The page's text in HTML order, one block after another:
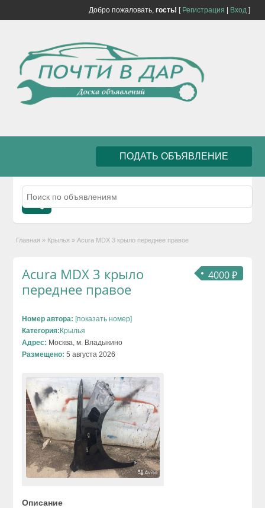
Добро пожаловать, гость! [ Регистрация Вход]
ПОДАТЬ ОБЪЯВЛЕНИЕ
Главная » Крылья » Acura MDX 3 крыло переднее правое
4000 ₽
Acura MDX 3 крыло
переднее правое
Номер автора: [показать номер]
Категория: Крылья
Адрес: Москва, м. Владыкино
Размещено: 5 августа 2026
Описание